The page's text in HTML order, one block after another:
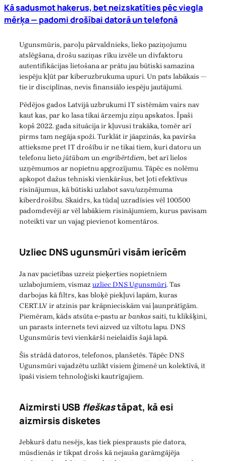
Kā sadusmot hakerus, bet neizskatīties pēc viegla
mērķa — padomi drošībai datorā un telefonā
Ugunsmūris, paroļu pārvaldnieks, lieko paziņojumu
atslēgšana, drošu saziņas rīku izvēle un divfaktoru
autentifikācijas lietošana ar prātu jau būtiski samazina
iespēju kļūt par kiberuzbrukuma upuri. Un pats labākais —
tie ir disciplīnas, nevis finansiālo iespēju jautājumi.
Pēdējos gados Latvijā uzbrukumi IT sistēmām vairs nav
kaut kas, par ko lasa tikai ārzemju ziņu apskatos. Īpaši
kopš 2022. gada situācija ir kļuvusi trakāka, tomēr arī
pirms tam negāja spoži. Turklāt ir jāapzinās, ka pavirša
attieksme pret IT drošību ir ne tikai tiem, kuri datoru un
telefonu lietojūtūbamunengrībērtdiem, bet arī lielos
uzņēmumos ar nopietnu apgrozījumu. Tāpēc es nolēmu
apkopot dažus tehniski vienkāršus, bet ļoti efektīvus
risinājumus, kā būtiski uzlabot savu/uzņēmuma
kiberdrošību. Skaidrs, ka tūdaļ uzradīsies vēl 100500
padomdevēji ar vēl labākiem risinājumiem, kurus pavisam
noteikti var un vajag pievienot komentāros.
Uzliec DNS ugunsmūri visām ierīcēm
Ja nav pacietības uzreiz pieķerties nopietniem
uzlabojumiem, vismazuzliec DNS Ugunsmūri. Tas
darbojas kā filtrs, kas bloķē piekļuvi lapām, kuras
CERT.LV ir atzinis par krāpnieciskām vai ļaunprātīgām.
Piemēram, kāds atsūta e-pastu arbankassaiti, tu klikšķini,
un parasts internets tevi aizved uz viltotu lapu. DNS
Ugunsmūris tevi vienkārši neielaidīs šajā lapā.
Šis strādā datoros, telefonos, planšetēs. Tāpēc DNS
Ugunsmūri vajadzētu uzlikt visiem ģimenē un kolektīvā, it
īpaši visiem tehnoloģiski kautrīgajiem.
Aizmirsti USB fleškastāpat, kā esi
aizmirsis disketes
Jebkurš datu nesējs, kas tiek piesprausts pie datora,
mūsdienās ir tikpat drošs kā nejauša garāmgājēja